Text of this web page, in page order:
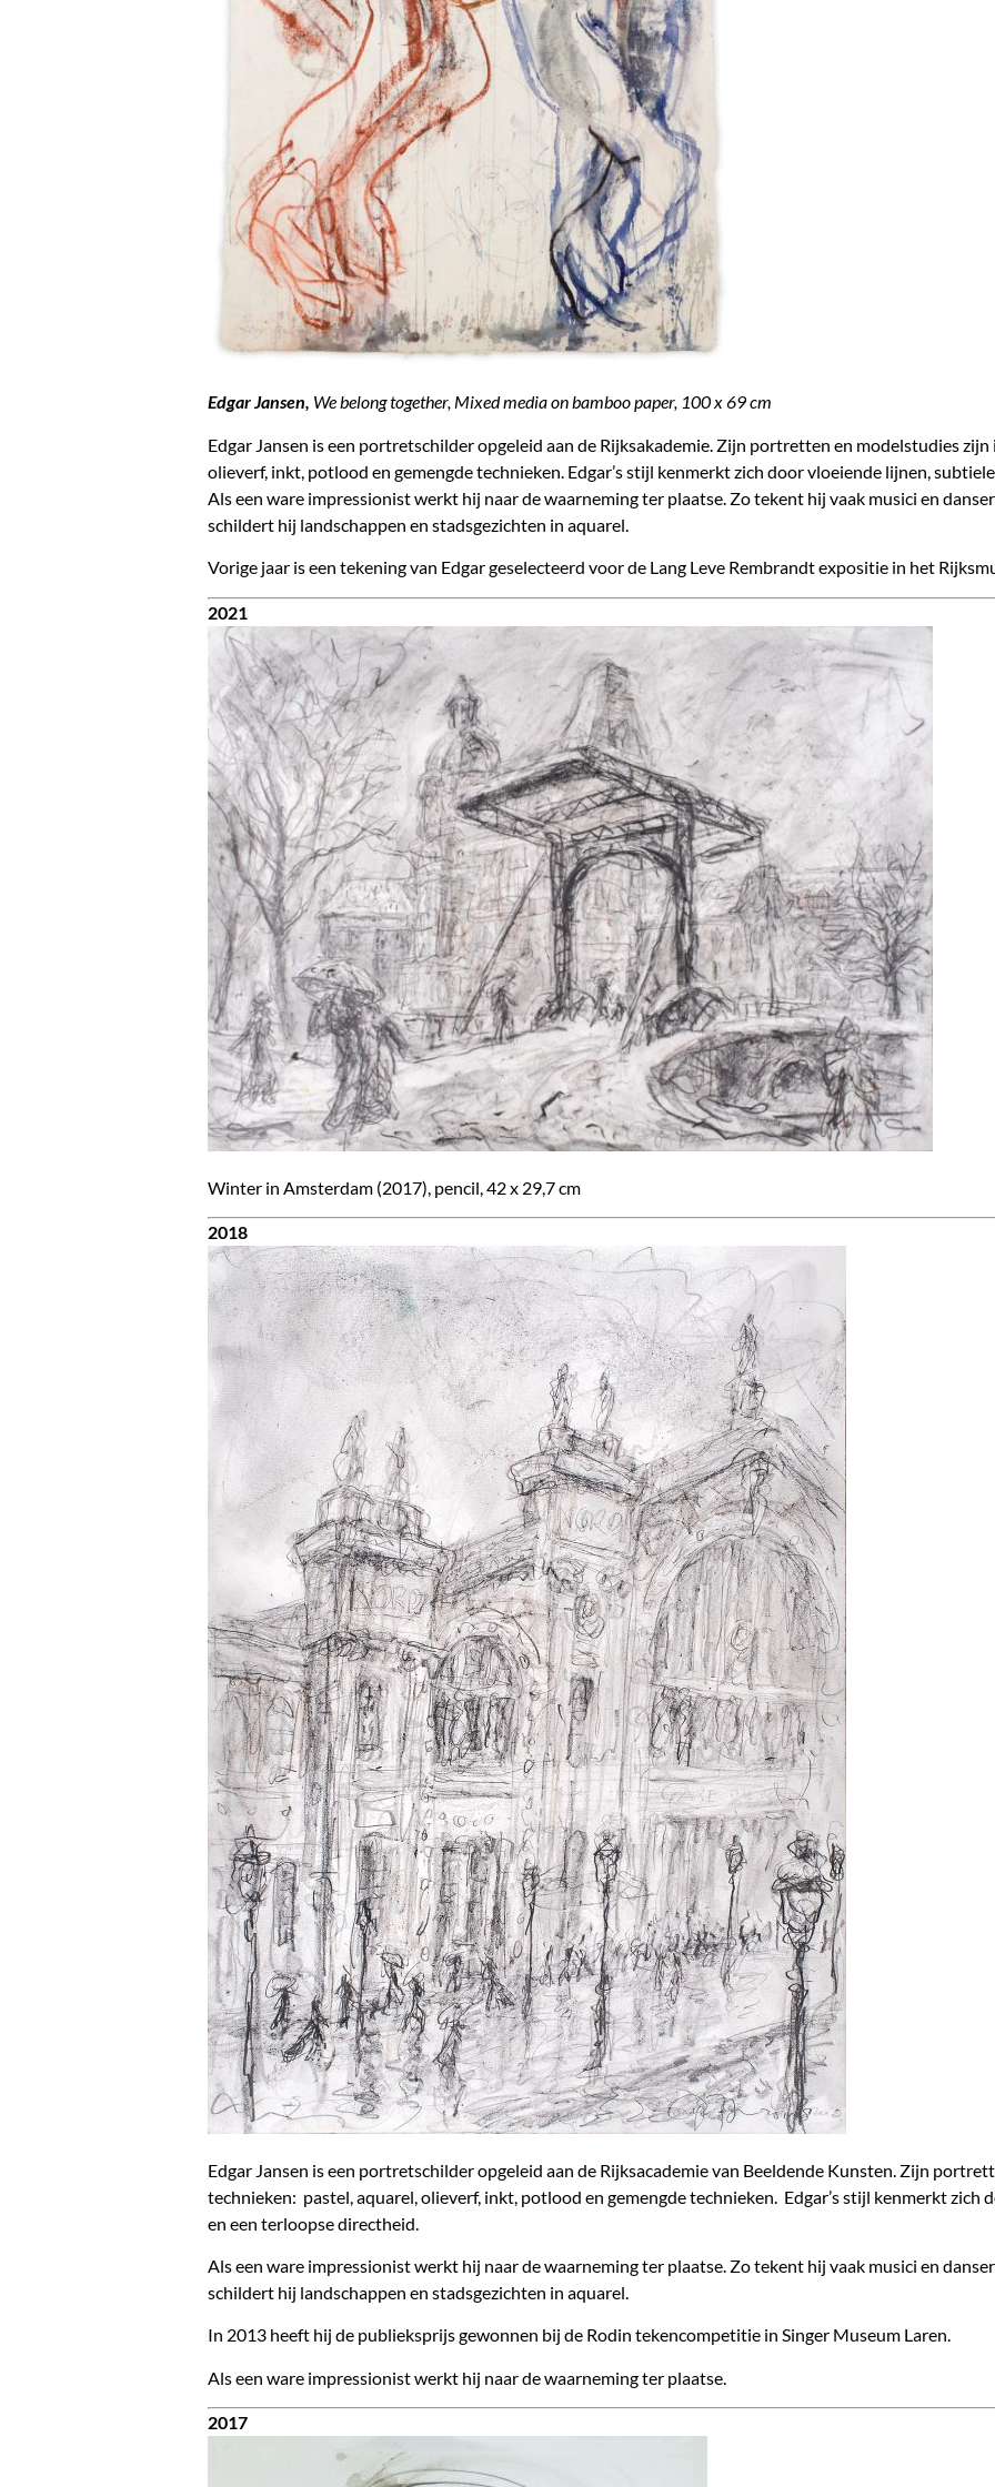
Edgar Jansen, We belong together, Mixed media on bamboo paper, 100 x 69 cm
Edgar Jansen is een portretschilder opgeleid aan de Rijksakademie. Zijn portretten en modelstudies zijn
olieverf, inkt, potlood en gemengde technieken. Edgar’s stijl kenmerkt zich door vloeiende lijnen,
Als een ware impressionist werkt hij naar de waarneming ter plaatse. Zo tekent hij vaak musici en
schildert hij landschappen en stadsgezichten in aquarel.
Vorige jaar is een tekening van Edgar geselecteerd voor de Lang Leve Rembrandt expositie in het
2021
Winter in Amsterdam (2017), pencil, 42 x 29,7 cm
2018
Edgar Jansen is een portretschilder opgeleid aan de Rijksacademie van Beeldende Kunsten. Zijn
technieken: pastel, aquarel, olieverf, inkt, potlood en gemengde technieken. Edgar’s stijl kenmerkt zich
en een terloopse directheid.
Als een ware impressionist werkt hij naar de waarneming ter plaatse. Zo tekent hij vaak musici en
schildert hij landschappen en stadsgezichten in aquarel.
In 2013 heeft hij de publieksprijs gewonnen bij de Rodin tekencompetitie in Singer Museum Laren.
Als een ware impressionist werkt hij naar de waarneming ter plaatse.
2017